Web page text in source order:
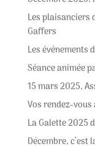
Les
Gaffers
Les événements
Séance animée
15 mars 2025,
Vos rendez-vous
La Galette 2025
Décembre,